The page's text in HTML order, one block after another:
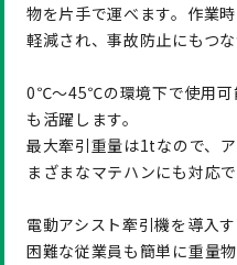
物を片手で運べます。作業
軽減され、事故防止にもつな
0℃～45℃の環境下で使用可
も活躍します。
最大牽引重量は1tなので、
まざまなマテハンにも対応で
電動アシスト牽引機を導入
困難な従業員も簡単に重量